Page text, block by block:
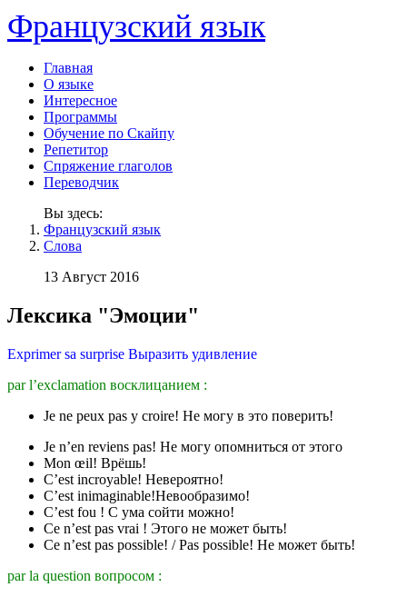
Французский язык
Главная
О языке
Интересное
Программы
Обучение по Скайпу
Репетитор
Спряжение глаголов
Переводчик
Вы здесь:
Французский язык
Слова
13 Август 2016
Лексика "Эмоции"
Exprimer sa surprise Выразить удивление
par l’exclamation восклицанием :
Je ne peux pas y croire! Не могу в это поверить!
Je n’en reviens pas! Не могу опомниться от этого
Mon œil! Врёшь!
C’est incroyable! Невероятно!
C’est inimaginable!Невообразимо!
C’est fou ! С ума сойти можно!
Ce n’est pas vrai ! Этого не может быть!
Ce n’est pas possible! / Pas possible! Не может быть!
par la question вопросом :